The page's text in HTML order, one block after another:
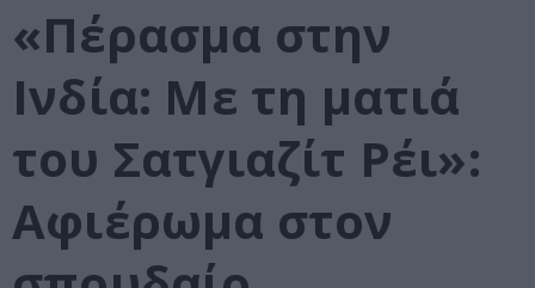
«Πέρασμα στην
Ινδία: Με τη ματιά
του Σατγιαζίτ Ρέι»:
Αφιέρωμα στον